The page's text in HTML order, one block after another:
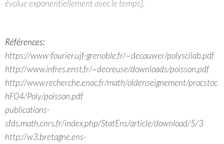
évolue exponentiellement avec le temps].
Références:
https://www-fourier.ujf-grenoble.fr/~decauwer/polyscilab.pdf
http://www.infres.enst.fr/~decreuse/downloads/poisson.pdf
http://www.recherche.enac.fr/math/oldenseignement/procstoc
hF04/Poly/poisson.pdf
publications-
sfds.math.cnrs.fr/index.php/StatEns/article/download/5/3
http://w3.bretagne.ens-